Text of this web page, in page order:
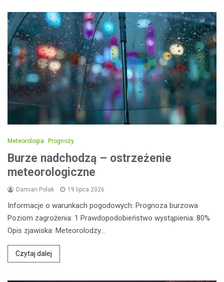
Meteorologia Prognozy
Burze nadchodzą – ostrzeżenie
meteorologiczne
Damian Polak 19 lipca 2026
Informacje o warunkach pogodowych: Prognoza burzowa
Poziom zagrożenia: 1 Prawdopodobieństwo wystąpienia: 80%
Opis zjawiska: Meteorolodzy…
Czytaj dalej